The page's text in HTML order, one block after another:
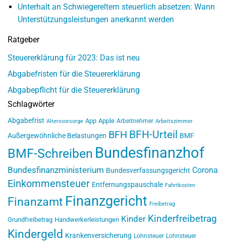
Unterhalt an Schwiegereltern steuerlich absetzen: Wann
Unterstützungsleistungen anerkannt werden
Ratgeber
Steuererklärung für 2023: Das ist neu
Abgabefristen für die Steuererklärung
Abgabepflicht für die Steuererklärung
Schlagwörter
Abgabefrist Altersvorsorge App Apple Arbeitnehmer Arbeitszimmer
Außergewöhnliche Belastungen BFH BFH-Urteil BMF
BMF-Schreiben Bundesfinanzhof
Bundesfinanzministerium Bundesverfassungsgericht Corona
Einkommensteuer Entfernungspauschale Fahrtkosten
Finanzamt Finanzgericht Freibetrag
Grundfreibetrag Handwerkerleistungen Kinder Kinderfreibetrag
Kindergeld Krankenversicherung Lohnsteuer Lohnsteuer